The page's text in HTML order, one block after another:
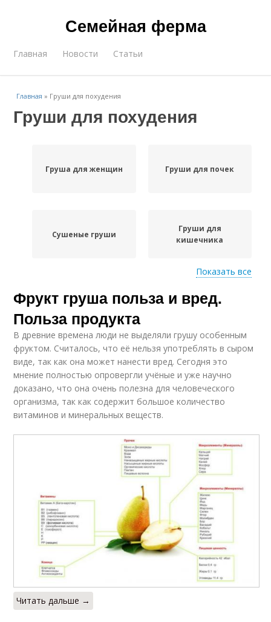
Семейная ферма
Главная Новости Статьи
Главная » Груши для похудения
Груши для похудения
Груша для женщин Груши для почек
Сушеные груши
Груши для
кишечника
Груша для печени Груши в питании
Груши в медицине Груши в кулинарии
Польза от груш Груши при похудении
Груша для женщины Вред от груши
Показать все
Фрукт груша польза и вред.
Польза продукта
В древние времена люди не выделяли грушу особенным
фруктом. Считалось, что её нельзя употреблять в сыром
виде, так как она может нанести вред. Сегодня это
мнение полностью опровергли учёные и уже научно
доказано, что она очень полезна для человеческого
организма, так как содержит большое количество
витаминов и минеральных веществ.
Читать дальше →